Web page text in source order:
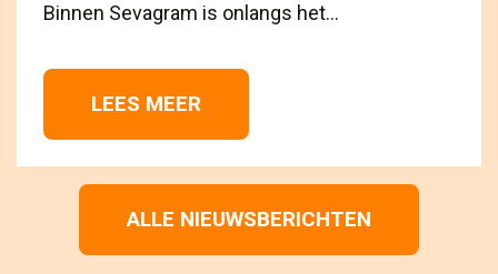
Binnen Sevagram is onlangs het...
LEES MEER
ALLE NIEUWSBERICHTEN